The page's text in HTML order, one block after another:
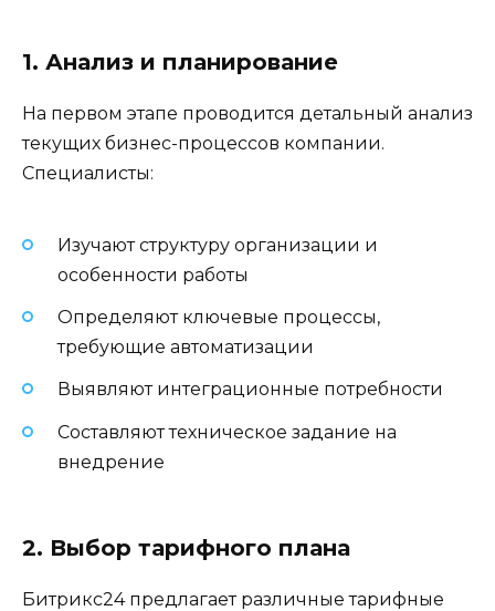
1. Анализ и планирование
На первом этапе проводится детальный анализ
текущих бизнес-процессов компании.
Специалисты:
Изучают структуру организации и
особенности работы
Определяют ключевые процессы,
требующие автоматизации
Выявляют интеграционные потребности
Составляют техническое задание на
внедрение
2. Выбор тарифного плана
Битрикс24 предлагает различные тарифные